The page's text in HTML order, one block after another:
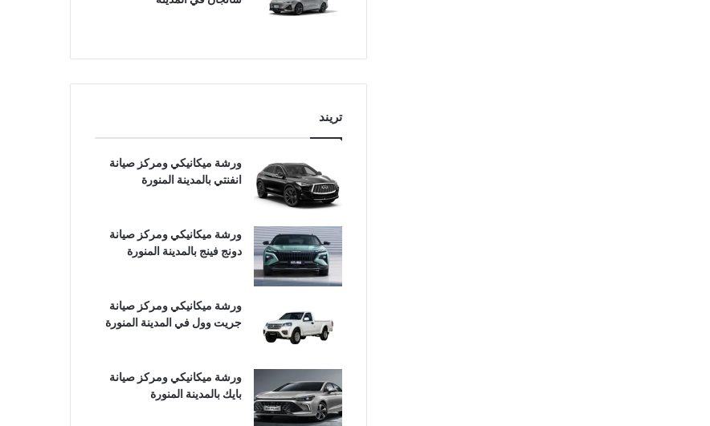
تريند
ورشة ميكانيكي ومركز صيانة
انفنتي بالمدينة المنورة
ورشة ميكانيكي ومركز صيانة
دونج فينج بالمدينة المنورة
ورشة ميكانيكي ومركز صيانة
جريت وول في المدينة المنورة
ورشة ميكانيكي ومركز صيانة
بايك بالمدينة المنورة